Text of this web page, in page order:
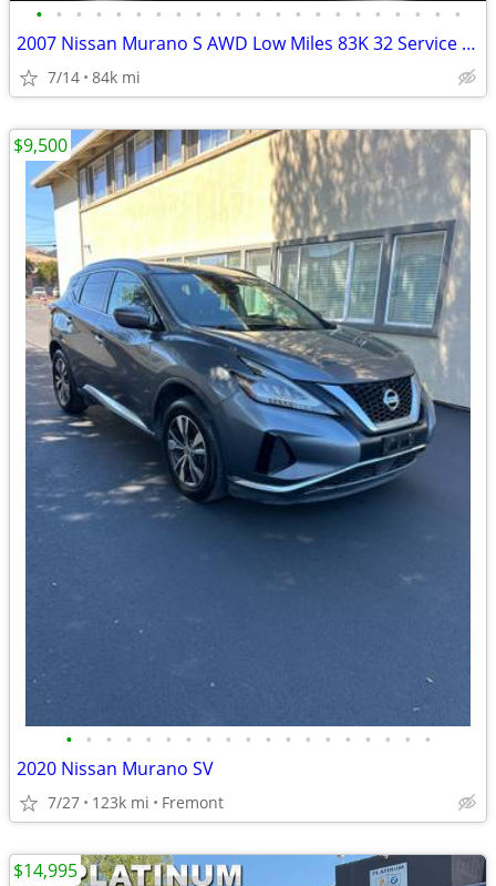
• • • • • • • • • • • • • • • • • • • • • •
2007 Nissan Murano S AWD Low Miles 83K 32 Service Records Alloy Whee
7/14 84k mi
• • • • • • • • • • • • • • • • • • •
2020 Nissan Murano SV
7/27 123k mi Fremont
$9,500
$14,995